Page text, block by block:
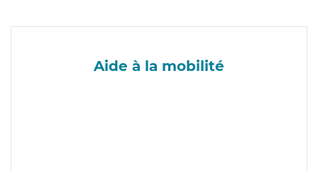
Aide à la mobilité